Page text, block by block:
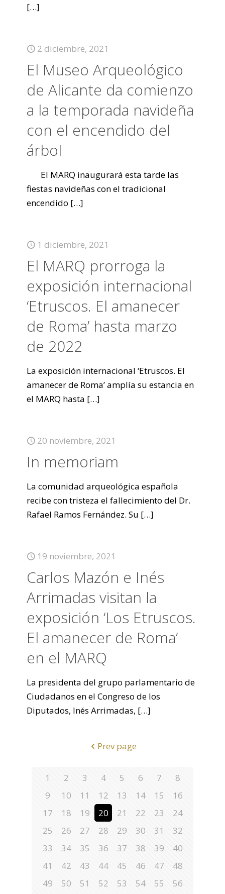
[…]
2 diciembre, 2021
El Museo Arqueológico
de Alicante da comienzo
a la temporada navideña
con el encendido del
árbol
El MARQ inaugurará esta tarde las
fiestas navideñas con el tradicional
encendido […]
1 diciembre, 2021
El MARQ prorroga la
exposición internacional
‘Etruscos. El amanecer
de Roma’ hasta marzo
de 2022
La exposición internacional ‘Etruscos. El
amanecer de Roma’ amplía su estancia en
el MARQ hasta […]
20 noviembre, 2021
In memoriam
La comunidad arqueológica española
recibe con tristeza el fallecimiento del Dr.
Rafael Ramos Fernández. Su […]
19 noviembre, 2021
Carlos Mazón e Inés
Arrimadas visitan la
exposición ‘Los Etruscos.
El amanecer de Roma’
en el MARQ
La presidenta del grupo parlamentario de
Ciudadanos en el Congreso de los
Diputados, Inés Arrimadas, […]
Prev page
1 2 3 4 5 6 7
8
9
10 11 12 13 14 15
16
17
18 19 20 21 22 23
24
25
26 27 28 29 30 31
32
33
34 35 36 37 38 39
40
41
42 43 44 45 46 47
48
49
50 51 52 53 54 55
56